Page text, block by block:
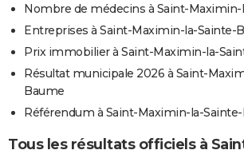
Nombre de médecins à Saint-
Entreprises à Saint-Maximin-la-Sainte-
Prix immobilier à Saint-Maximin-la-
Résultat municipale 2026 à Saint-
Baume
Référendum à Saint-Maximin-la-
Tous les résultats officiels à